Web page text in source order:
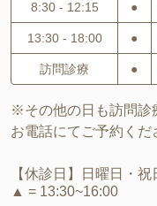
8:30 - 12:15 ●
13:30 - 18:00 ●
訪問診療 ●
※その他の日も訪問診
お電話にてご予約くだ
【休診日】日曜日・祝
▲ = 13:30~16:00